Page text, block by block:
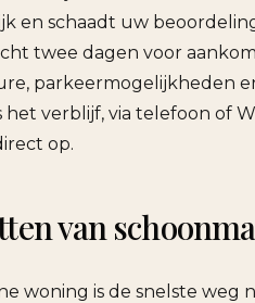
en schaadt uw
twee dagen voor
parkeermogelijkheden
het verblijf, via telefoon of
op.
van
woning is de snelste weg